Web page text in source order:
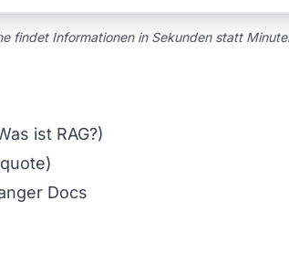
findet Informationen in Sekunden statt
ist RAG?)
Docs